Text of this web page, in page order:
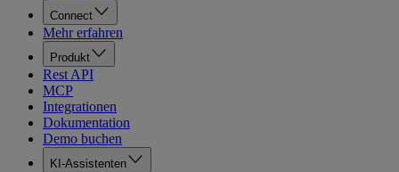
Connect
Mehr erfahren
Produkt
Rest API
MCP
Integrationen
Dokumentation
Demo buchen
KI-Assistenten